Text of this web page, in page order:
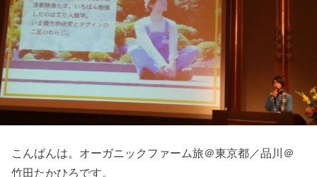
こんばんは。オーガニックファーム旅＠東京都／品川＠
竹田たかひろです。